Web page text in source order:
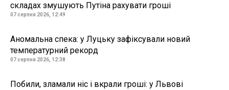
складах змушують Путіна рахувати гроші
07 серпня 2026, 12:49
Аномальна спека: у Луцьку зафіксували новий
температурний рекорд
07 серпня 2026, 12:38
Побили, зламали ніс і вкрали гроші: у Львові